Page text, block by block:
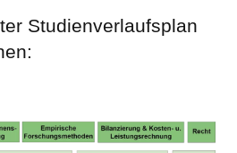
Studienverlaufsplan